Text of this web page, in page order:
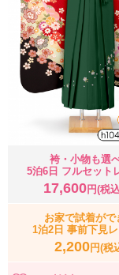
袴・小物も選
5泊6日 フルセット
17,600円(税
お家で試着がで
1泊2日 事前下見
2,200円(税